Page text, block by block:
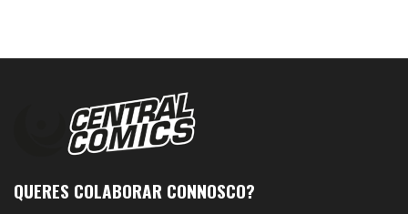
QUERES COLABORAR CONNOSCO?